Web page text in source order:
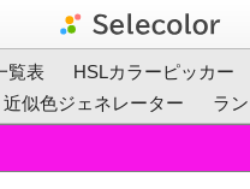
覧表 HSLカラーピッカー
近似色ジェネレーター ラ